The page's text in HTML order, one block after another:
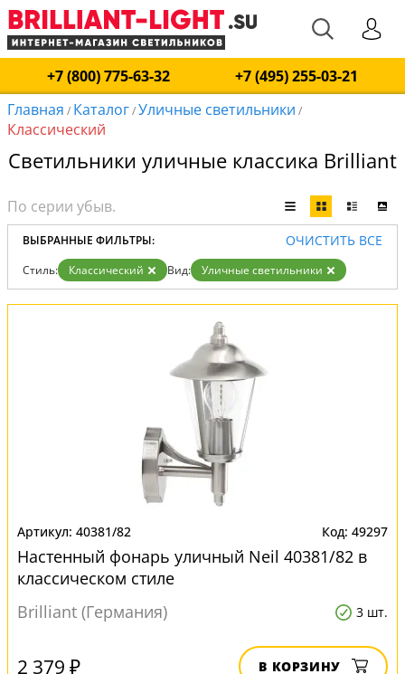
+7 (800) 775-63-32
+7 (495) 255-03-21
Главная / Каталог/Уличные светильники /
Классический
Светильники уличные классика Brilliant
ВЫБРАННЫЕ ФИЛЬТРЫ: ОЧИСТИТЬ ВСЕ
Стиль: Классический Вид: Уличные светильники
40381/82 49297
Настенный фонарь уличный Neil 40381/82 в
классическом стиле
Brilliant (Германия)
3 шт.
2 379 ₽ В КОРЗИНУ